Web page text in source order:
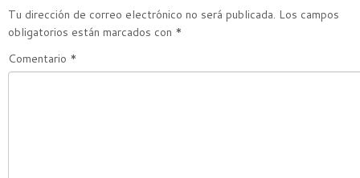
Tu dirección de correo electrónico no será publicada. Los campos
obligatorios están marcados con *
Comentario *